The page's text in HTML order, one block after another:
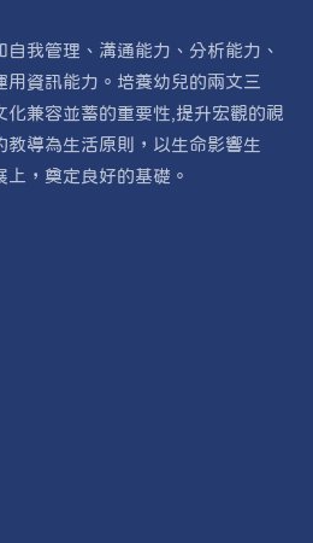
我管理、溝通能力、分析能力、
用資訊能力。培養幼兒的兩文三
化兼容並蓄的重要性,提升宏觀的視
教導為生活原則，以生命影響生
，奠定良好的基礎。